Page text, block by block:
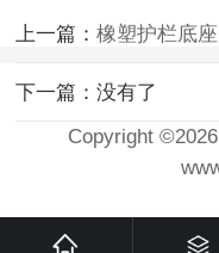
上一篇：橡塑护栏底座
下一篇：没有了
Copyright